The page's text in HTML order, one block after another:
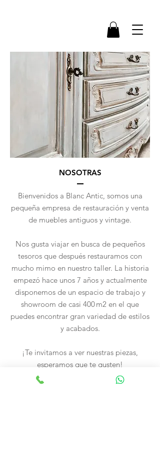
NOSOTRAS
Bienvenidos a Blanc Antic, somos una
pequeña empresa de restauración y venta
de muebles antiguos y vintage.
Nos gusta viajar en busca de pequeños
tesoros que después restauramos con
mucho mimo en nuestro taller. La historia
empezó hace unos 7 años y actualmente
disponemos de un espacio de trabajo y
showroom de casi 400 m2 en el que
puedes encontrar gran variedad de estilos
y acabados.
¡Te invitamos a ver nuestras piezas,
esperamos que te gusten!